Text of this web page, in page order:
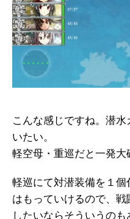
こんな感じですね。潜
いたい。
軽空母・重巡だと一発大
軽巡にて対潜装備を１
はもっていけるので、
したいならそういうの